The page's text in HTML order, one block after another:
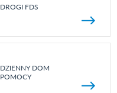
DROGI FDS
DZIENNY DOM
POMOCY